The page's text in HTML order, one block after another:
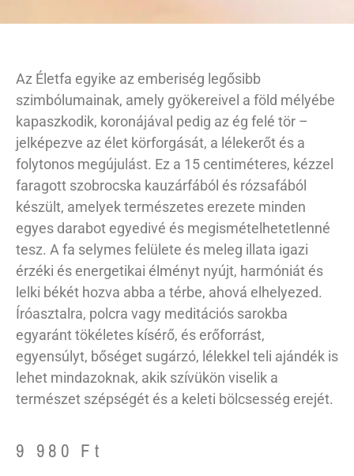
Az Életfa egyike az emberiség legősibb
szimbólumainak, amely gyökereivel a föld mélyébe
kapaszkodik, koronájával pedig az ég felé tör –
jelképezve az élet körforgását, a lélekerőt és a
folytonos megújulást. Ez a 15 centiméteres, kézzel
faragott szobrocska kauzárfából és rózsafából
készült, amelyek természetes erezete minden
egyes darabot egyedivé és megismételhetetlenné
tesz. A fa selymes felülete és meleg illata igazi
érzéki és energetikai élményt nyújt, harmóniát és
lelki békét hozva abba a térbe, ahová elhelyezed.
Íróasztalra, polcra vagy meditációs sarokba
egyaránt tökéletes kísérő, és erőforrást,
egyensúlyt, bőséget sugárzó, lélekkel teli ajándék is
lehet mindazoknak, akik szívükön viselik a
természet szépségét és a keleti bölcsesség erejét.
9 980 Ft